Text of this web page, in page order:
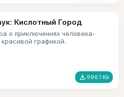
Кислотный Город
о приключениях человека-
графикой.
file_download 996.1 Kb